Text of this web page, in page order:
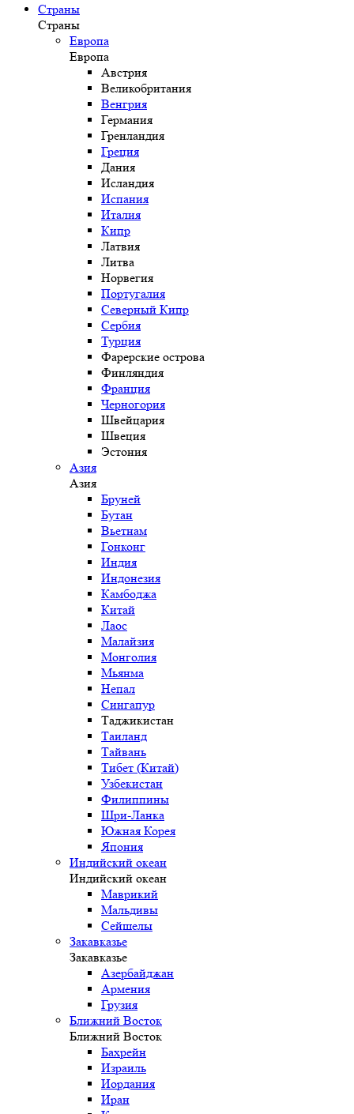
Страны
Страны
Европа
Европа
Австрия
Великобритания
Венгрия
Германия
Гренландия
Греция
Дания
Исландия
Испания
Италия
Кипр
Латвия
Литва
Норвегия
Португалия
Северный Кипр
Сербия
Турция
Фарерские острова
Финляндия
Франция
Черногория
Швейцария
Швеция
Эстония
Азия
Азия
Бруней
Бутан
Вьетнам
Гонконг
Индия
Индонезия
Камбоджа
Китай
Лаос
Малайзия
Монголия
Мьянма
Непал
Сингапур
Таджикистан
Таиланд
Тайвань
Тибет (Китай)
Узбекистан
Филиппины
Шри-Ланка
Южная Корея
Япония
Индийский океан
Индийский океан
Маврикий
Мальдивы
Сейшелы
Закавказье
Закавказье
Азербайджан
Армения
Грузия
Ближний Восток
Ближний Восток
Бахрейн
Израиль
Иордания
Иран